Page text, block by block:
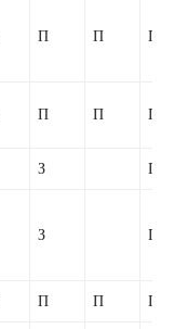
П П П
П П П
З П
З П
П П П